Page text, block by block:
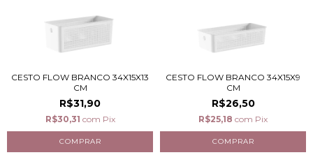
CESTO FLOW BRANCO 34X15X13
CM
R$31,90
R$30,31 com Pix
CESTO FLOW BRANCO 34X15X9
CM
R$26,50
R$25,18 com Pix